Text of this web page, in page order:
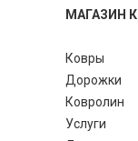
МАГАЗИН
Ковры
Дорожки
Ковролин
Услуги